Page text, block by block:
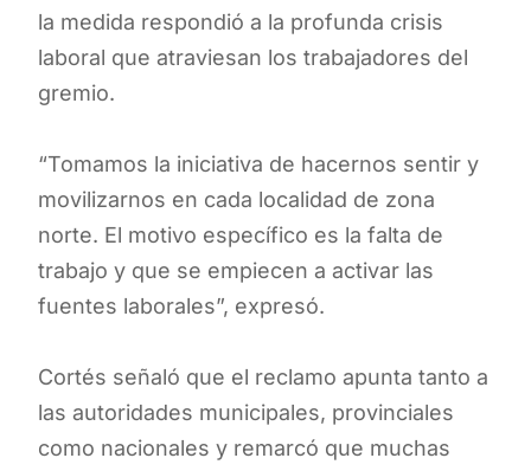
la medida respondió a la profunda crisis
laboral que atraviesan los trabajadores del
gremio.
“Tomamos la iniciativa de hacernos sentir y
movilizarnos en cada localidad de zona
norte. El motivo específico es la falta de
trabajo y que se empiecen a activar las
fuentes laborales”, expresó.
Cortés señaló que el reclamo apunta tanto a
las autoridades municipales, provinciales
como nacionales y remarcó que muchas